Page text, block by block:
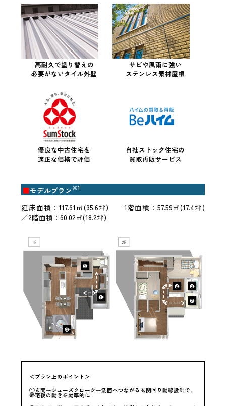
高耐久で塗り替えの
必要がないタイル外壁
サビや風雨に強い
ステンレス素材屋根
優良な中古住宅を
適正な価格で評価
自社ストック住宅の
買取再販サービス
■モデルプラン※1
延床面積：117.61㎡(35.6坪) 1階面積：57.59㎡(17.4坪)
／2階面積：60.02㎡(18.2坪)
＜プラン上のポイント＞
①玄関→シューズクローク→洗面へつながる玄関回り動線設計で、
帰宅後の動きを効率的に